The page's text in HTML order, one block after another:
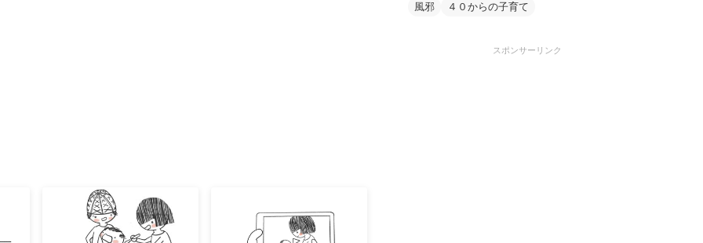
風邪
４０からの子育て
スポンサーリンク